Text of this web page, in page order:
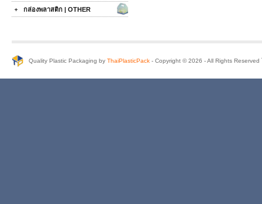
กล่องพลาสติก | OTHER
Quality Plastic Packaging by ThaiPlasticPack - Copyright © 2026 - All Rights